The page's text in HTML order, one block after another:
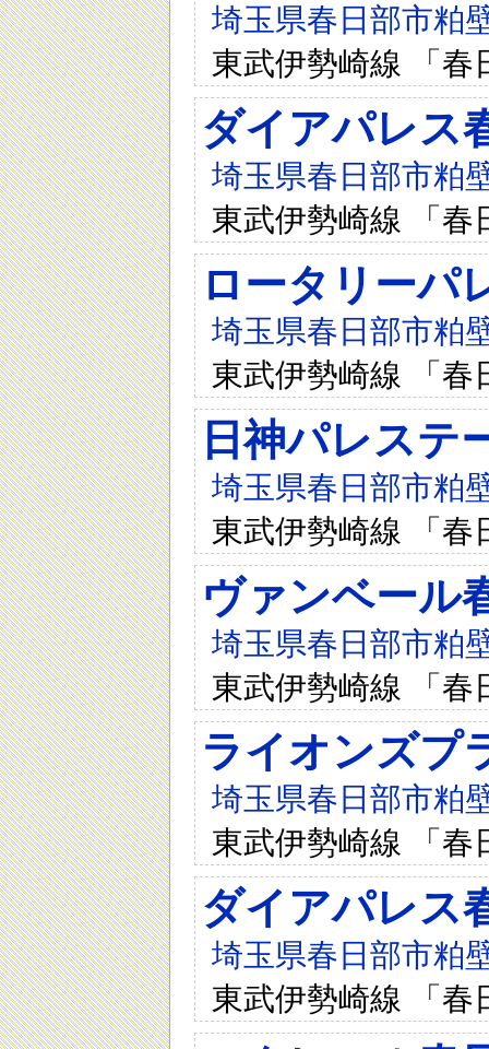
埼玉県春日部市粕
東武伊勢崎線 「春
ダイアパレス
埼玉県春日部市粕
東武伊勢崎線 「春
ロータリーパ
埼玉県春日部市粕
東武伊勢崎線 「春
日神パレステ
埼玉県春日部市粕
東武伊勢崎線 「春
ヴァンベール
埼玉県春日部市粕
東武伊勢崎線 「春
ライオンズプ
埼玉県春日部市粕
東武伊勢崎線 「春
ダイアパレス
埼玉県春日部市粕
東武伊勢崎線 「春